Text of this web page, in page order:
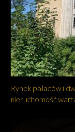
Rynek pałaców i
nieruchomość